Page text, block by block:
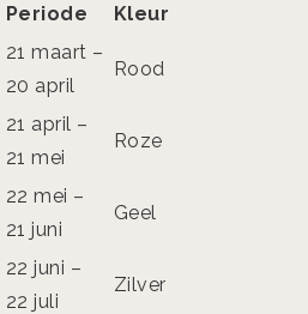
Periode Kleur
21 maart –
20 april
Rood
21 april –
21 mei
Roze
22 mei –
21 juni
Geel
22 juni –
22 juli
Zilver